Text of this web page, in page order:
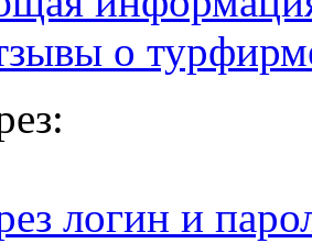
о
логин и